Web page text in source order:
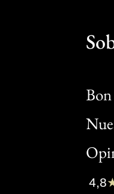
Bon
Clic
4,8